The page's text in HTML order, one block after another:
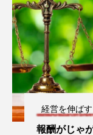
経営を伸ば
報酬がじゃ